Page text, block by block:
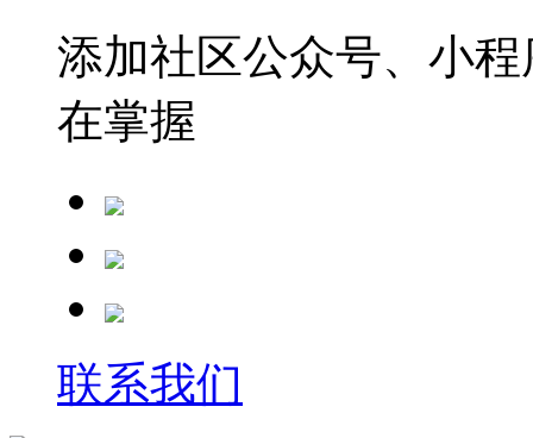
添加社区公众号、小
在掌握
联系我们